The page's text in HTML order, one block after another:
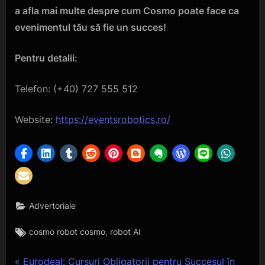
a afla mai multe despre cum Cosmo poate face ca
evenimentul tău să fie un succes!
Pentru detalii:
Telefon: (+40) 727 555 512
Website: https://eventsrobotics.ro/
Advertoriale
Tags:
cosmo robot cosmo, robot AI
P
Eurodeal: Cursuri Obligatorii pentru Succesul în